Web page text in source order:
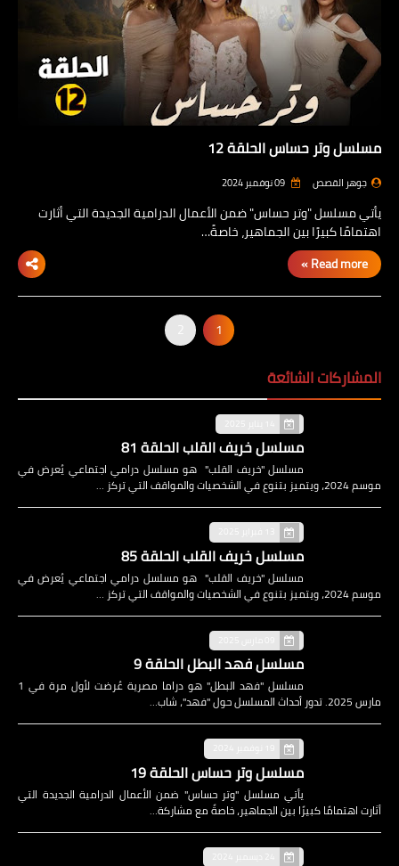
مسلسل وتر حساس الحلقة 12
جوهر القصص
يأتي مسلسل "وتر حساس" ضمن الأعمال الدرامية الجديدة التي أثارت
اهتمامًا كبيرًا بين الجماهير، خاصةً…
Read more »
1
2
المشاركات الشائعة
مسلسل خريف القلب الحلقة 81
مسلسل "خريف القلب" هو مسلسل درامي اجتماعي يُعرض في
موسم 2024، ويتميز بتنوع في الشخصيات والمواقف التي تركز …
مسلسل خريف القلب الحلقة 85
مسلسل "خريف القلب" هو مسلسل درامي اجتماعي يُعرض في
موسم 2024، ويتميز بتنوع في الشخصيات والمواقف التي تركز …
مسلسل فهد البطل الحلقة 9
مسلسل "فهد البطل" هو دراما مصرية عُرضت لأول مرة في 1
مارس 2025. تدور أحداث المسلسل حول "فهد"، شاب…
مسلسل وتر حساس الحلقة 19
يأتي مسلسل "وتر حساس" ضمن الأعمال الدرامية الجديدة التي
أثارت اهتمامًا كبيرًا بين الجماهير، خاصةً مع مشاركة…